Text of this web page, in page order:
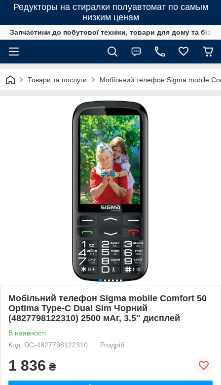
Редукторы на стиралки полуавтомат по самым
низким ценам
Запчастини до побутової техніки, товари для дому та
Товари та послуги Мобільний телефон Sigma mobile
Мобільний телефон Sigma mobile Comfort 50
Optima Type-C Dual Sim Чорний
(4827798122310) 2500 мАг, 3.5" дисплей
В наявності
Код: DC-4827798122310
Роздріб
1 836 ₴